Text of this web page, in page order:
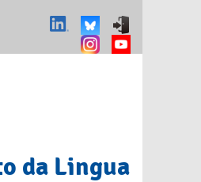
da Lingua